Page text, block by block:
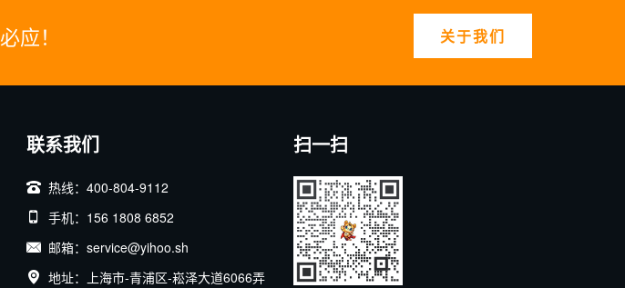
应！ 关于我们
联系我们
热线：400-804-9112
手机：156 1808 6852
邮箱：service@yihoo.sh
地址：上海市-青浦区-崧泽大道6066弄
扫一扫